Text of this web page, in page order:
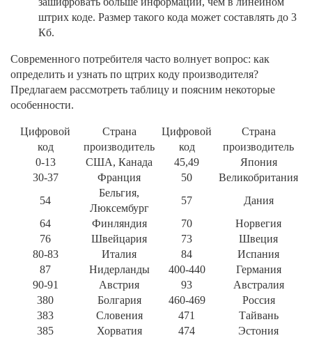
штрих коде. Размер такого кода может составлять до 3
Кб.
Современного потребителя часто волнует вопрос: как
определить и узнать по щтрих коду производителя?
Предлагаем рассмотреть таблицу и поясним некоторые
особенности.
Цифровой
код
Страна
производитель
Цифровой
код
Страна
производитель
0-13
США, Канада 45,49
Япония
30-37
Франция 50
Великобритания
54
Бельгия,
Люксембург
57
Дания
64
Финляндия 70
Норвегия
76
Швейцария 73
Швеция
80-83
Италия 84
Испания
87
Нидерланды 400-440
Германия
90-91
Австрия 93
Австралия
380
Болгария 460-469
Россия
383
Словения 471
Тайвань
385
Хорватия 474
Эстония